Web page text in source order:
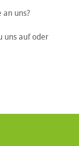
an uns?
uns auf oder